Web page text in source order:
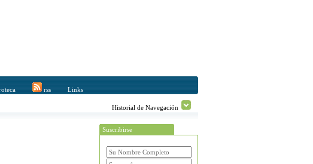
rss Links
Historial de Navegación
Suscribirse